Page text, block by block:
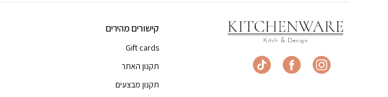
קישורים מהירים
Gift cards
תקנון האתר
תקנון מבצעים